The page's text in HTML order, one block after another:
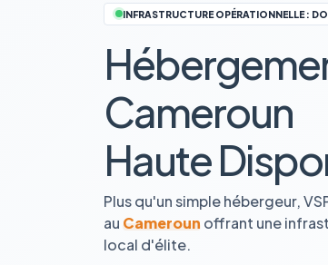
INFRASTRUCTURE OPÉRATIONNELLE :
Cameroun
Haute
Plus qu'un simple hébergeur,
au Cameroun offrant une
local d'élite.